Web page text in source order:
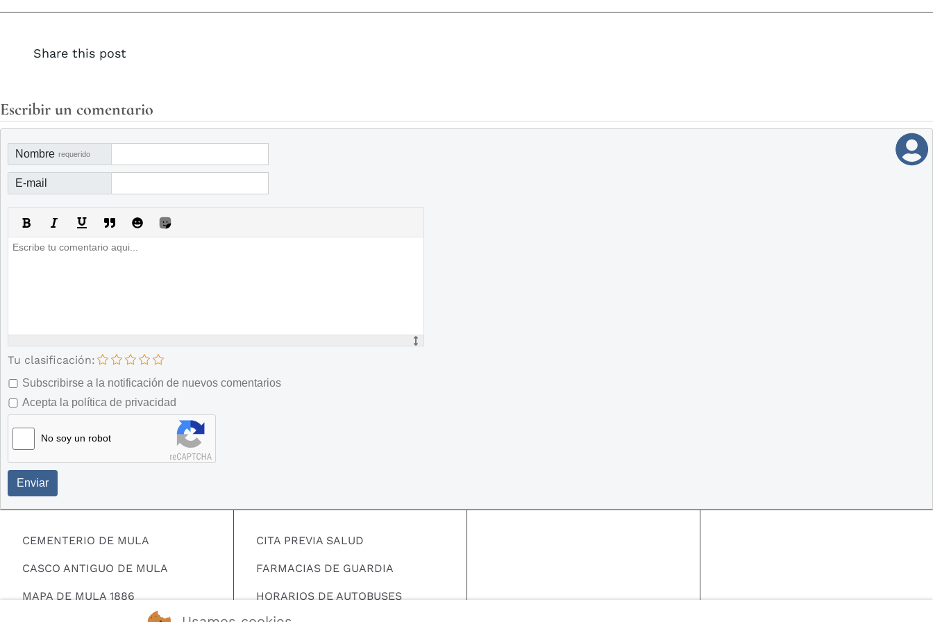
Share this post
Escribir un comentario
Nombre requerido
E-mail
Tu clasificación:
Subscribirse a la notificación de nuevos comentarios
Acepta la política de privacidad
No soy un robot
Enviar
CEMENTERIO DE MULA
CASCO ANTIGUO DE MULA
MAPA DE MULA 1886
CITA PREVIA SALUD
FARMACIAS DE GUARDIA
HORARIOS DE AUTOBUSES